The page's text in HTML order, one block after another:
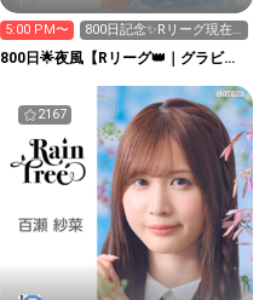
5:00 PM〜
800日記念✨Rリーグ現在4
位🔥全力集め中🔥
800日🌟夜風【Rリーグ👑｜グラビア
2167